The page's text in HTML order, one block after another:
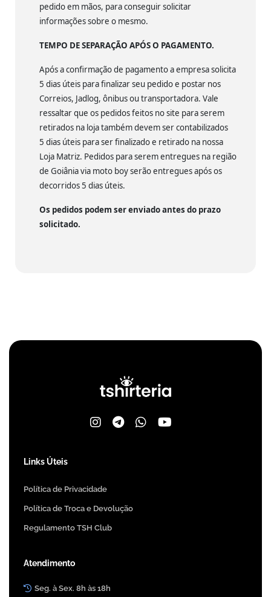
pedido em mãos, para conseguir solicitar
informações sobre o mesmo.
TEMPO DE SEPARAÇÃO APÓS O PAGAMENTO.
Após a confirmação de pagamento a empresa solicita
5 dias úteis para finalizar seu pedido e postar nos
Correios, Jadlog, ônibus ou transportadora. Vale
ressaltar que os pedidos feitos no site para serem
retirados na loja também devem ser contabilizados
5 dias úteis para ser finalizado e retirado na nossa
Loja Matriz. Pedidos para serem entregues na região
de Goiânia via moto boy serão entregues após os
decorridos 5 dias úteis.
Os pedidos podem ser enviado antes do prazo
solicitado.
Links Úteis
Política de Privacidade
Política de Troca e Devolução
Regulamento TSH Club
Atendimento
Seg. à Sex. 8h às 18h